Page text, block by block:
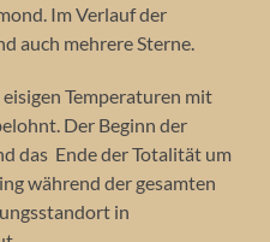
Im Verlauf der
auch mehrere Sterne.
Temperaturen mit
Der Beginn der
das Ende der Totalität um
während der gesamten
in